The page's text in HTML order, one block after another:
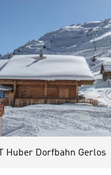
Huber Dorfbahn Gerlos